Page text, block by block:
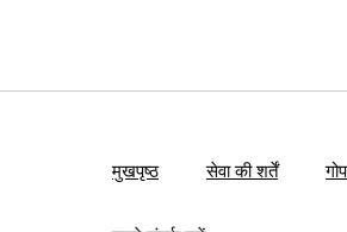
मुखपृष्ठ सेवा की शर्तें